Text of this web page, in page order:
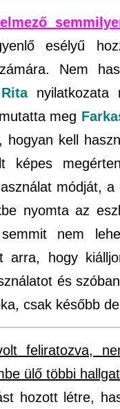
esélyű
Nem
nyilatkozata
meg
hogyan kell
képes
módját,
nyomta az
nem
arra, hogy
és
csak később
feliratozva,
ülő többi
hozott létre,